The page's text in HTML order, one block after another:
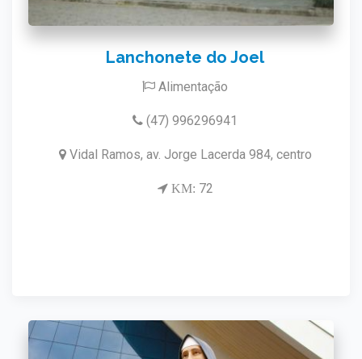
Lanchonete do Joel
Alimentação
(47) 996296941
Vidal Ramos, av. Jorge Lacerda 984, centro
KM: 72